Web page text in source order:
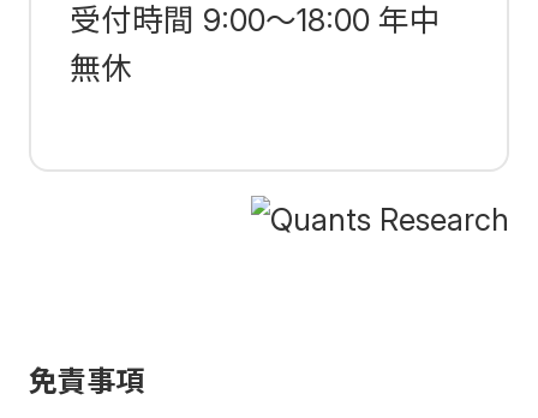
受付時間 9:00～18:00 年中
無休
免責事項